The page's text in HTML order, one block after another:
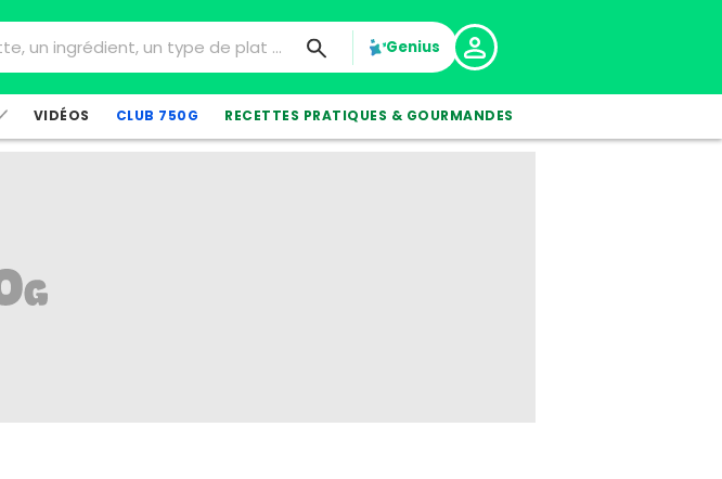
Genius
VIDÉOS CLUB 750G RECETTES PRATIQUES & GOURMANDES